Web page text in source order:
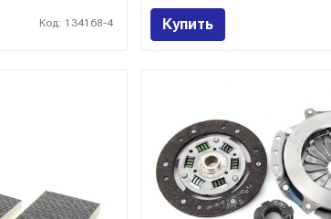
Код: 134168-4 Купить